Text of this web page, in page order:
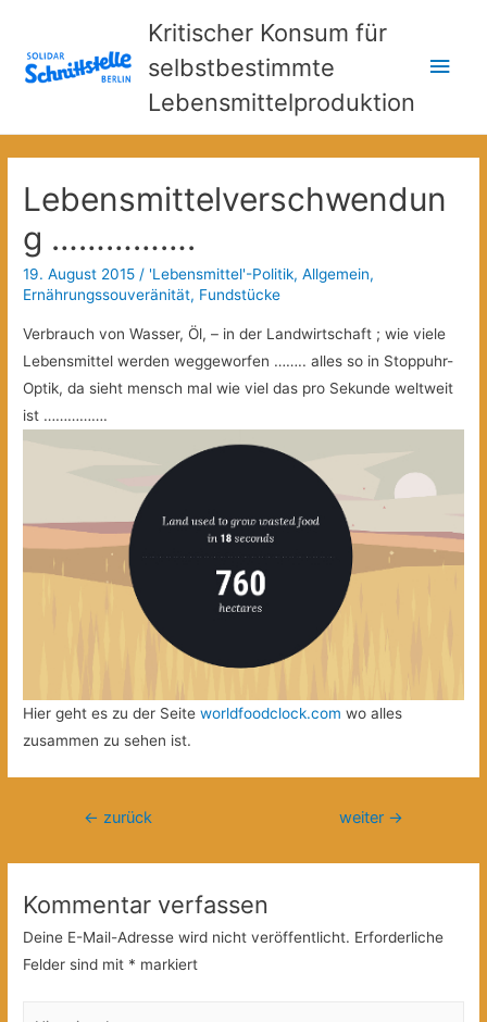
Kritischer Konsum für
selbstbestimmte
Lebensmittelproduktion
Lebensmittelverschwendun
g …………….
19. August 2015 / 'Lebensmittel'-Politik,Allgemein,
Ernährungssouveränität, Fundstücke
Verbrauch von Wasser, Öl, – in der Landwirtschaft ; wie viele
Lebensmittel werden weggeworfen …….. alles so in Stoppuhr-
Optik, da sieht mensch mal wie viel das pro Sekunde weltweit
ist …………….
Hier geht es zu der Seiteworldfoodclock.comwo alles
zusammen zu sehen ist.
Beitragsnavigation
← zurück weiter →
Kommentar verfassen
Deine E-Mail-Adresse wird nicht veröffentlicht. Erforderliche
Felder sind mit * markiert